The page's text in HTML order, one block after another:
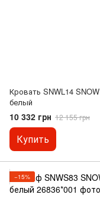
Кровать SNWL14 SNOW
белый
10 332 грн 12 155 грн
Купить
−15%